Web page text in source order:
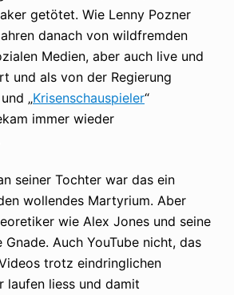
getötet. Wie Lenny Pozner
danach von wildfremden
Medien, aber auch live und
und als von der Regierung
„Krisenschauspieler“
immer wieder
seiner Tochter war das ein
wollendes Martyrium. Aber
wie Alex Jones und seine
Gnade. Auch YouTube nicht, das
trotz eindringlichen
laufen liess und damit